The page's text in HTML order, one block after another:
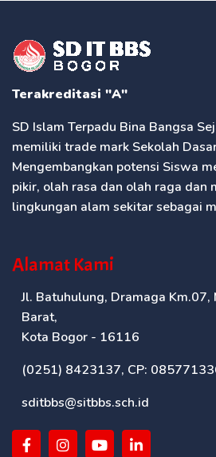
Terakreditasi "A"
SD Islam Terpadu Bina Bangsa
memiliki trade mark Sekolah
Mengembangkan potensi Siswa
pikir, olah rasa dan olah raga dan
lingkungan alam sekitar sebagai
Alamat Kami
Jl. Batuhulung, Dramaga Km.07,
Barat,
Kota Bogor - 16116
(0251) 8423137, CP:
sditbbs@sitbbs.sch.id